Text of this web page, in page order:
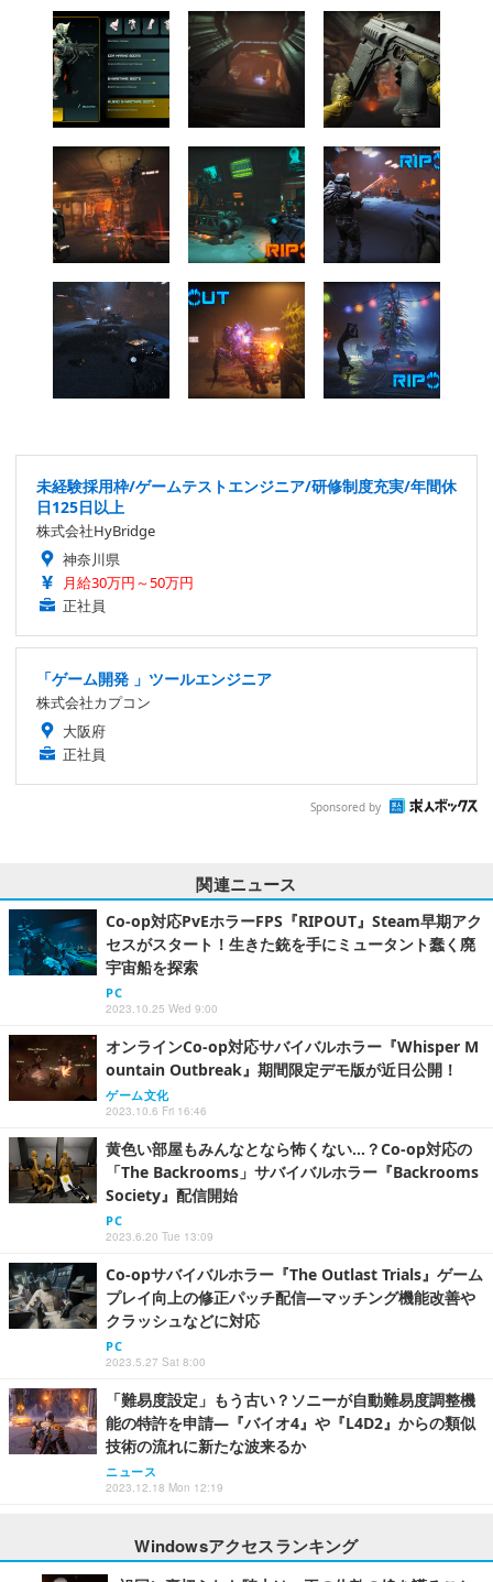
未経験採用枠/ゲームテストエンジニア/研修制度充実/年間休
日125日以上
株式会社HyBridge
神奈川県
月給30万円～50万円
正社員
「ゲーム開発 」ツールエンジニア
株式会社カプコン
大阪府
正社員
Sponsored by
関連ニュース
Co-op対応PvEホラーFPS『RIPOUT』Steam早期アク
セスがスタート！生きた銃を手にミュータント蠢く廃
宇宙船を探索
PC
2023.10.25 Wed 9:00
オンラインCo-op対応サバイバルホラー『Whisper M
ountain Outbreak』期間限定デモ版が近日公開！
ゲーム文化
2023.10.6 Fri 16:46
黄色い部屋もみんなとなら怖くない…？Co-op対応の
「The Backrooms」サバイバルホラー『Backrooms
Society』配信開始
PC
2023.6.20 Tue 13:09
Co-opサバイバルホラー『The Outlast Trials』ゲーム
プレイ向上の修正パッチ配信―マッチング機能改善や
クラッシュなどに対応
PC
2023.5.27 Sat 8:00
「難易度設定」もう古い？ソニーが自動難易度調整機
能の特許を申請―『バイオ4』や『L4D2』からの類似
技術の流れに新たな波来るか
ニュース
2023.12.18 Mon 12:19
Windowsアクセスランキング